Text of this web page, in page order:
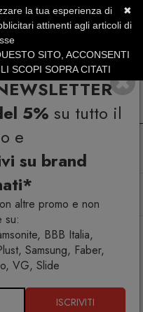
5% su tutto il
e
su brand
altre promo e non
su:
BBB Italia,
Samsung, Faber,
VG, Slide
ISCRIVITI
al 31 Agosto
Sottopiatti
oro Bitossi Home
✖
la tua esperienza di
attinenti agli articoli di
SITO, ACCONSENTI
SCOPI SOPRA CITATI